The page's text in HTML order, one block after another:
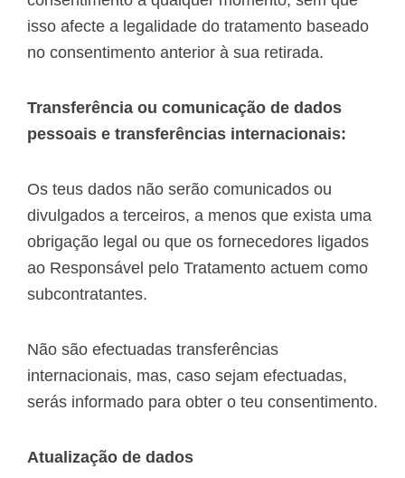
isso afecte a legalidade do tratamento baseado
no consentimento anterior à sua retirada.
Transferência ou comunicação de dados
pessoais e transferências internacionais:
Os teus dados não serão comunicados ou
divulgados a terceiros, a menos que exista uma
obrigação legal ou que os fornecedores ligados
ao Responsável pelo Tratamento actuem como
subcontratantes.
Não são efectuadas transferências
internacionais, mas, caso sejam efectuadas,
serás informado para obter o teu consentimento.
Atualização de dados